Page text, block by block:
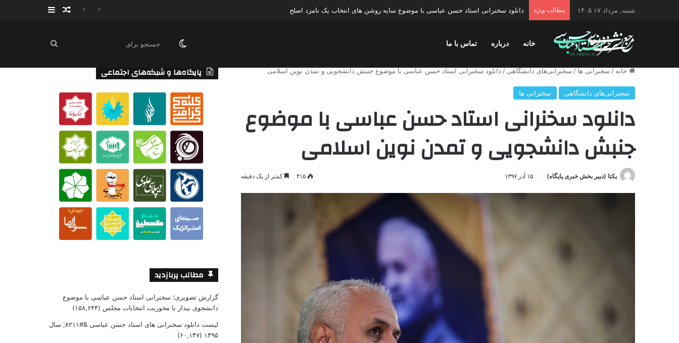
شنبه, مرداد ۱۷ ۱۴۰۵ مطالب ویژه دانلود سخنرانی استاد حسن عباسی با موضوع چهار انتخاب ۱۴۰۰ نوشته تصادفی
سایدبار
خانه درباره تماس با ما تغییر پوسته
جستجو
خانه / سخنرانی ها / سخنرانی‌های دانشگاهی / دانلود سخنرانی استاد حسن عباسی با موضوع جنبش دانشجویی و تمدن نوین اسلامی
سخنرانی‌های دانشگاهی سخنرانی ها
دانلود سخنرانی استاد حسن عباسی با موضوع
جنبش دانشجویی و تمدن نوین اسلامی
یکتا (دبیر بخش خبری پایگاه) ۱۵ آذر ۱۳۹۷ ۴۱۵ کمتر از یک دقیقه
پایگاه‌ها و شبکه‌های اجتماعی
مطالب پربازدید
گزارش تصویری؛ سخنرانی استاد حسن عباسی با موضوع
دانشجوی بیدار با محوریت انتخابات مجلس (۱۵۸,۶۴۴)
لیست دانلود سخنرانی های استاد حسن عباسی &#۸۲۱۱; سال
۱۳۹۵ (۶۰,۱۴۷)